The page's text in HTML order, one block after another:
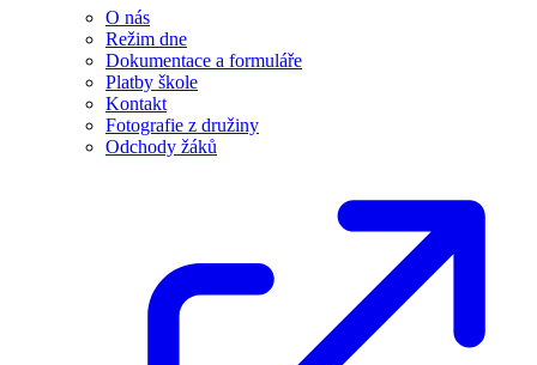
O nás
Režim dne
Dokumentace a formuláře
Platby škole
Kontakt
Fotografie z družiny
Odchody žáků